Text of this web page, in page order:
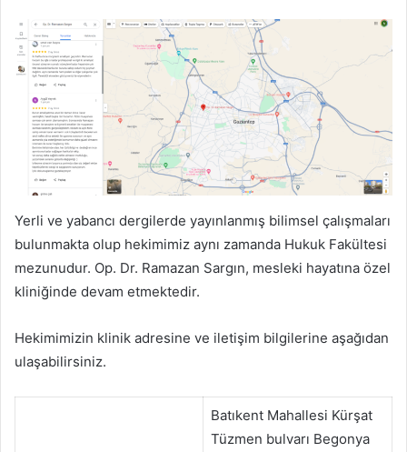
Yerli ve yabancı dergilerde yayınlanmış bilimsel çalışmaları
bulunmakta olup hekimimiz aynı zamanda Hukuk Fakültesi
mezunudur. Op. Dr. Ramazan Sargın, mesleki hayatına özel
kliniğinde devam etmektedir.
Hekimimizin klinik adresine ve iletişim bilgilerine aşağıdan
ulaşabilirsiniz.
Batıkent Mahallesi Kürşat
Tüzmen bulvarı Begonya